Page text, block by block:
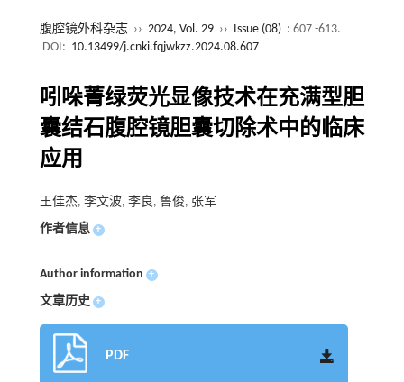
腹腔镜外科杂志 ›› 2024, Vol. 29 ›› Issue (08) : 607 -613.
DOI: 10.13499/j.cnki.fqjwkzz.2024.08.607
吲哚菁绿荧光显像技术在充满型胆
囊结石腹腔镜胆囊切除术中的临床
应用
王佳杰, 李文波, 李良, 鲁俊, 张军
作者信息 +
Author information +
文章历史 +
PDF